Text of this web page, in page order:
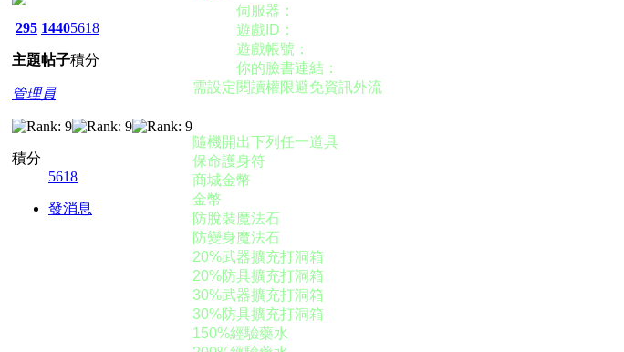
295
主題
1440
帖子
5618
積分
管理員
積分
5618
發消息
伺服器：
遊戲ID：
遊戲帳號：
你的臉書連結：
需設定閱讀權限避免資訊外流
隨機開出下列任一道具
保命護身符
商城金幣
金幣
防脫裝魔法石
防變身魔法石
20%武器擴充打洞箱
20%防具擴充打洞箱
30%武器擴充打洞箱
30%防具擴充打洞箱
150%經驗藥水